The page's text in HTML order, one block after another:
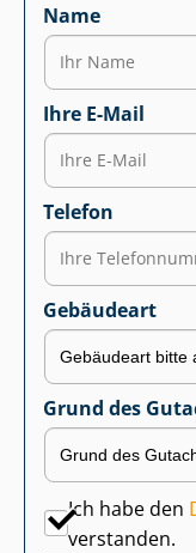
Name
Ihre E-Mail
Telefon
Gebäudeart
Grund des
Ich habe den
verstanden.